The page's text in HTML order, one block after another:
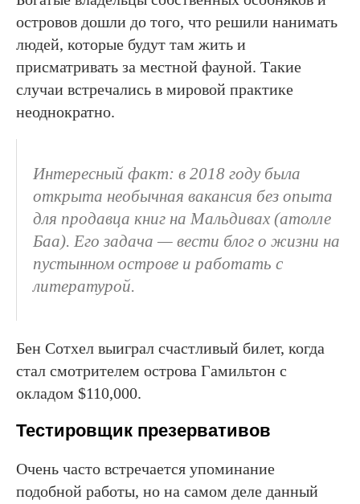
островов дошли до того, что решили нанимать
людей, которые будут там жить и
присматривать за местной фауной. Такие
случаи встречались в мировой практике
неоднократно.
Интересный факт: в 2018 году была
открыта необычная вакансия без опыта
для продавца книг на Мальдивах (атолле
Баа). Его задача — вести блог о жизни на
пустынном острове и работать с
литературой.
Бен Сотхел выиграл счастливый билет, когда
стал смотрителем острова Гамильтон с
окладом $110,000.
Тестировщик презервативов
Очень часто встречается упоминание
подобной работы, но на самом деле данный